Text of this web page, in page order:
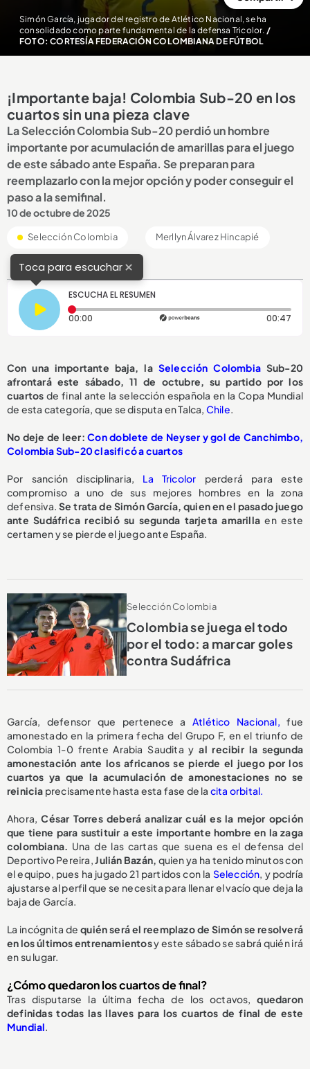
Simón García, jugador del registro de Atlético Nacional, se ha
consolidado como parte fundamental de la defensa Tricolor. /
FOTO: CORTESÍA FEDERACIÓN COLOMBIANA DE FÚTBOL
¡Importante baja! Colombia Sub-20 en los
cuartos sin una pieza clave
La Selección Colombia Sub-20 perdió un hombre
importante por acumulación de amarillas para el juego
de este sábado ante España. Se preparan para
reemplazarlo con la mejor opción y poder conseguir el
paso a la semifinal.
10 de octubre de 2025
Selección Colombia Merllyn Álvarez Hincapié
Toca para escuchar×
ESCUCHA EL RESUMEN
00:00 Tiempo transcurrido: 0 segundos 00:47
Con una importante baja, la Selección ColombiaSub-20
afrontará este sábado, 11 de octubre, su partido por los
cuartos de final ante la selección española en la Copa Mundial
de esta categoría, que se disputa en Talca, Chile.
No deje de leer:Con doblete de Neyser y gol de Canchimbo,
Colombia Sub-20 clasificó a cuartos
Por sanción disciplinaria, La Tricolor perderá para este
compromiso a uno de sus mejores hombres en la zona
defensiva. Se trata de Simón García, quien en el pasado juego
ante Sudáfrica recibió su segunda tarjeta amarilla en este
certamen y se pierde el juego ante España.
Selección Colombia
Colombia se juega el todo
por el todo: a marcar goles
contra Sudáfrica
García, defensor que pertenece aAtlético Nacional, fue
amonestado en la primera fecha del Grupo F, en el triunfo de
Colombia 1-0 frente Arabia Saudita yal recibir la segunda
amonestación ante los africanos se pierde el juego por los
cuartos ya que la acumulación de amonestaciones no se
reinicia precisamente hasta esta fase de la cita orbital.
Ahora,César Torres deberá analizar cuál es la mejor opción
que tiene para sustituir a este importante hombre en la zaga
colombiana. Una de las cartas que suena es el defensa del
Deportivo Pereira,Julián Bazán, quien ya ha tenido minutos con
el equipo, pues ha jugado 21 partidos con la Selección, y podría
ajustarse al perfil que se necesita para llenar el vacío que deja la
baja de García.
La incógnita dequién será el reemplazo de Simón se resolverá
en los últimos entrenamientosy este sábado se sabrá quién irá
en su lugar.
¿Cómo quedaron los cuartos de final?
Tras disputarse la última fecha de los octavos,quedaron
definidas todas las llaves para los cuartos de final de este
Mundial.